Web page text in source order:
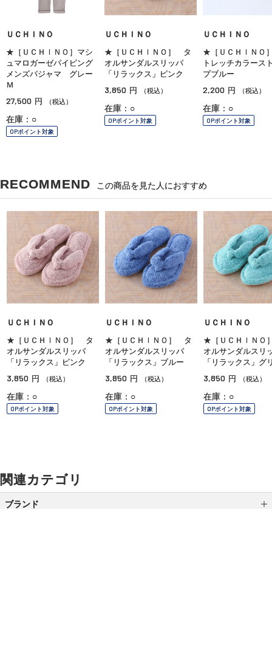
ＵＣＨＩＮＯ
★［ＵＣＨＩＮＯ］マシ
ュマロガーゼパイピング
メンズパジャマ グレー
Ｍ
27,500 円 （税込）
在庫：○
OPポイント対象
ＵＣＨＩＮＯ
★［ＵＣＨＩＮＯ］ タ
オルサンダルスリッパ
「リラックス」ピンク
3,850 円 （税込）
在庫：○
OPポイント対象
ＵＣＨＩＮＯ
★［ＵＣＨＩＮＯ
トレッチカラース
プブルー
2,200 円 （税込）
在庫：○
OPポイント対象
RECOMMEND この商品を見た人におすすめ
ＵＣＨＩＮＯ
★［ＵＣＨＩＮＯ］ タ
オルサンダルスリッパ
「リラックス」ピンク
3,850 円 （税込）
在庫：○
OPポイント対象
ＵＣＨＩＮＯ
★［ＵＣＨＩＮＯ］ タ
オルサンダルスリッパ
「リラックス」ブルー
3,850 円 （税込）
在庫：○
OPポイント対象
ＵＣＨＩＮＯ
★［ＵＣＨＩＮＯ
オルサンダルスリ
「リラックス」グ
3,850 円 （税込）
在庫：○
OPポイント対象
関連カテゴリ
ブランド